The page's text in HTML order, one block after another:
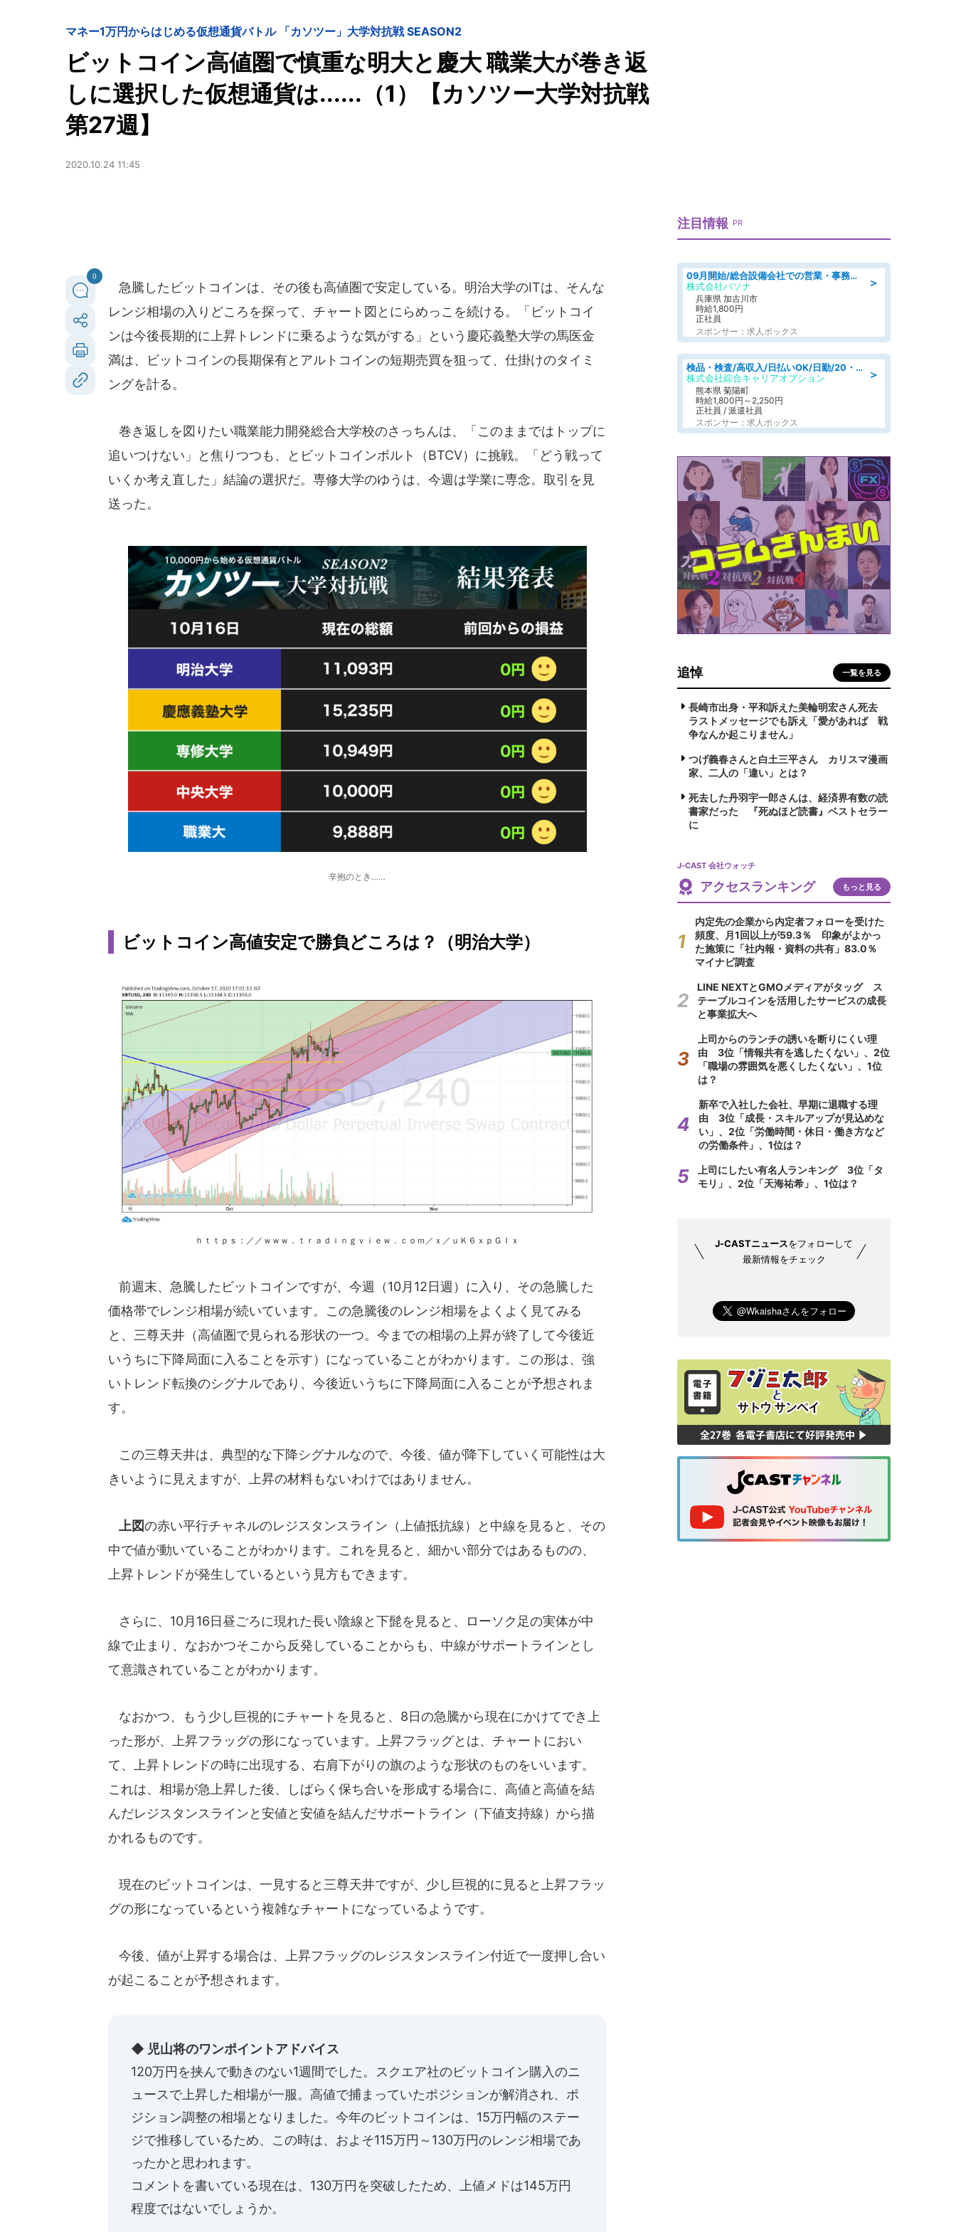
マネー1万円からはじめる仮想通貨バトル 「カソツー」大学対抗戦 SEASON2
ビットコイン高値圏で慎重な明大と慶大 職業大が巻き返
しに選択した仮想通貨は......（1）【カソツー大学対抗戦
第27週】
2020.10.24 11:45
0
急騰したビットコインは、その後も高値圏で安定している。明治大学のITは、そんな
レンジ相場の入りどころを探って、チャート図とにらめっこを続ける。「ビットコイ
ンは今後長期的に上昇トレンドに乗るような気がする」という慶応義塾大学の馬医金
満は、ビットコインの長期保有とアルトコインの短期売買を狙って、仕掛けのタイミ
ングを計る。
巻き返しを図りたい職業能力開発総合大学校のさっちんは、「このままではトップに
追いつけない」と焦りつつも、とビットコインボルト（BTCV）に挑戦。「どう戦って
いくか考え直した」結論の選択だ。専修大学のゆうは、今週は学業に専念。取引を見
送った。
辛抱のとき……
ビットコイン高値安定で勝負どころは？（明治大学）
ｈｔｔｐｓ：／／ｗｗｗ．ｔｒａｄｉｎｇｖｉｅｗ．ｃｏｍ／ｘ／ｕＫ６ｘｐＧＩｘ
前週末、急騰したビットコインですが、今週（10月12日週）に入り、その急騰した
価格帯でレンジ相場が続いています。この急騰後のレンジ相場をよくよく見てみる
と、三尊天井（高値圏で見られる形状の一つ。今までの相場の上昇が終了して今後近
いうちに下降局面に入ることを示す）になっていることがわかります。この形は、強
いトレンド転換のシグナルであり、今後近いうちに下降局面に入ることが予想されま
す。
この三尊天井は、典型的な下降シグナルなので、今後、値が降下していく可能性は大
きいように見えますが、上昇の材料もないわけではありません。
上図の赤い平行チャネルのレジスタンスライン（上値抵抗線）と中線を見ると、その
中で値が動いていることがわかります。これを見ると、細かい部分ではあるものの、
上昇トレンドが発生しているという見方もできます。
さらに、10月16日昼ごろに現れた長い陰線と下髭を見ると、ローソク足の実体が中
線で止まり、なおかつそこから反発していることからも、中線がサポートラインとし
て意識されていることがわかります。
なおかつ、もう少し巨視的にチャートを見ると、8日の急騰から現在にかけてでき上
った形が、上昇フラッグの形になっています。上昇フラッグとは、チャートにおい
て、上昇トレンドの時に出現する、右肩下がりの旗のような形状のものをいいます。
これは、相場が急上昇した後、しばらく保ち合いを形成する場合に、高値と高値を結
んだレジスタンスラインと安値と安値を結んだサポートライン（下値支持線）から描
かれるものです。
現在のビットコインは、一見すると三尊天井ですが、少し巨視的に見ると上昇フラッ
グの形になっているという複雑なチャートになっているようです。
今後、値が上昇する場合は、上昇フラッグのレジスタンスライン付近で一度押し合い
が起こることが予想されます。
◆ 児山将のワンポイントアドバイス
120万円を挟んで動きのない1週間でした。スクエア社のビットコイン購入のニ
ュースで上昇した相場が一服。高値で捕まっていたポジションが解消され、ポ
ジション調整の相場となりました。今年のビットコインは、15万円幅のステー
ジで推移しているため、この時は、およそ115万円～130万円のレンジ相場であ
ったかと思われます。
コメントを書いている現在は、130万円を突破したため、上値メドは145万円
程度ではないでしょうか。
注目情報 PR
＞
09月開始/総合設備会社での営業・事務のお仕事/車通勤可/賞与あり/営業/営業事務
株式会社パソナ
兵庫県 加古川市
時給1,800円
正社員
スポンサー：求人ボックス
＞
検品・検査/高収入/日払いOK/日勤/20・30・40代活躍中/製造 工場
株式会社綜合キャリアオプション
熊本県 菊陽町
時給1,800円～2,250円
正社員 / 派遣社員
スポンサー：求人ボックス
追悼 一覧を見る
長崎市出身・平和訴えた美輪明宏さん死去
ラストメッセージでも訴え「愛があれば 戦
争なんか起こりません」
つげ義春さんと白土三平さん カリスマ漫画
家、二人の「違い」とは？
死去した丹羽宇一郎さんは、経済界有数の読
書家だった 『死ぬほど読書』ベストセラー
に
J-CAST 会社ウォッチ
アクセスランキング もっと見る
内定先の企業から内定者フォローを受けた
頻度、月1回以上が59.3％ 印象がよかっ
た施策に「社内報・資料の共有」83.0％
マイナビ調査
LINE NEXTとGMOメディアがタッグ ス
テーブルコインを活用したサービスの成長
と事業拡大へ
上司からのランチの誘いを断りにくい理
由 3位「情報共有を逃したくない」、2位
「職場の雰囲気を悪くしたくない」、1位
は？
新卒で入社した会社、早期に退職する理
由 3位「成長・スキルアップが見込めな
い」、2位「労働時間・休日・働き方など
の労働条件」、1位は？
上司にしたい有名人ランキング 3位「タ
モリ」、2位「天海祐希」、1位は？
J-CASTニュースをフォローして
最新情報をチェック